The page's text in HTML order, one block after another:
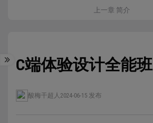
上一章 简介
C端体验设计全能班
酸梅干超人 2024-06-15 发布